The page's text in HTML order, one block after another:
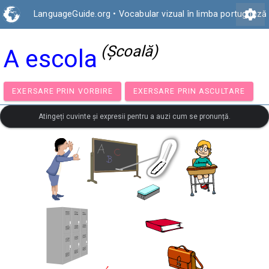
LanguageGuide.org • Vocabular vizual în limba portugheză
settings
A escola (Şcoală)
EXERSARE PRIN VORBIRE EXERSARE PRIN
Atingeți cuvinte și expresii pentru a auzi cum se pronunță.